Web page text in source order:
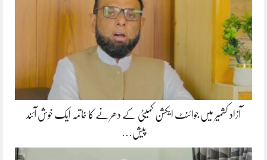
آزاد کشمیر میں جوائنٹ ایکشن کمیٹی کے دھرنے کا خاتمہ ایک خوش آئند
پیش…